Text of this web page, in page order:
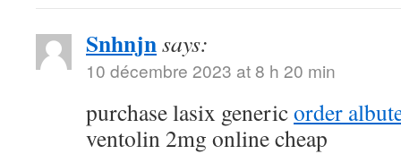
Snhnjnsays:
10 décembre 2023 at 8 h 20 min
purchase lasix genericorder
ventolin 2mg online cheap